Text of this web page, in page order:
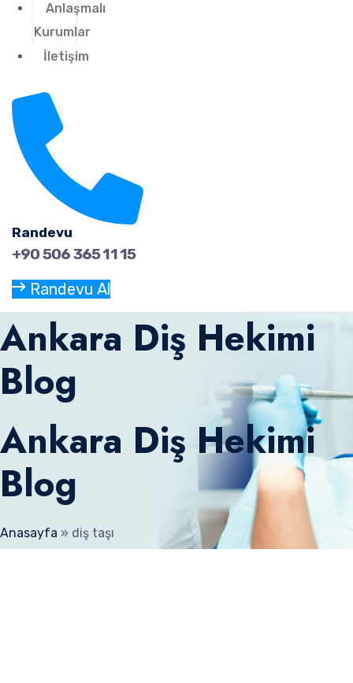
Anlaşmalı
Kurumlar
İletişim
Randevu
+90 506 365 11 15
Randevu Al
Ankara Diş Hekimi
Blog
Ankara Diş Hekimi
Blog
Anasayfa » diş taşı